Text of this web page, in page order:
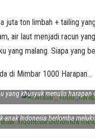
juta ton limbah + tailing
air laut menjadi racun
yang malang. Siapa yang
di Mimbar 1000 Harapan…
yang khusyuk menulis harapan
anak Indonesia berlomba